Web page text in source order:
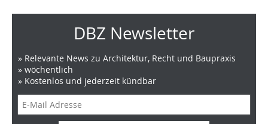
DBZ Newsletter
» Relevante News zu Architektur, Recht und Baupraxis
» wöchentlich
» Kostenlos und jederzeit kündbar